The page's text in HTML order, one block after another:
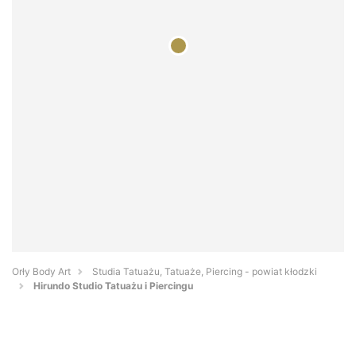
Orły Body Art
Studia Tatuażu, Tatuaże, Piercing - powiat kłodzki
Hirundo Studio Tatuażu i Piercingu